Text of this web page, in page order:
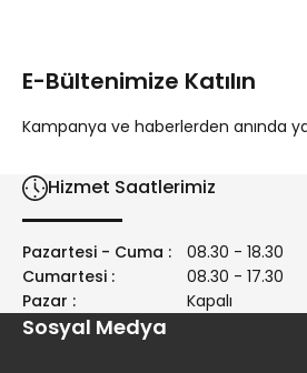
Ürün bilgilerinde hatalar
E-Bültenimize Katılın
Kampanya ve haberlerden anında
Hizmet Saatlerimiz
Pazartesi - Cuma :
08.30 - 18.30
Cumartesi :
08.30 - 17.30
Pazar :
Kapalı
Sosyal Medya